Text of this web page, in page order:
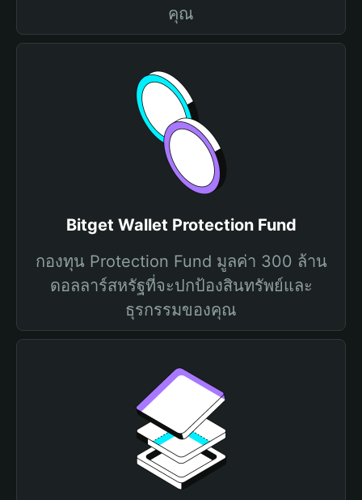
คุณ
Bitget Wallet Protection Fund
กองทุน Protection Fund มูลค่า 300 ล้าน
ดอลลาร์สหรัฐที่จะปกป้องสินทรัพย์และ
ธุรกรรมของคุณ